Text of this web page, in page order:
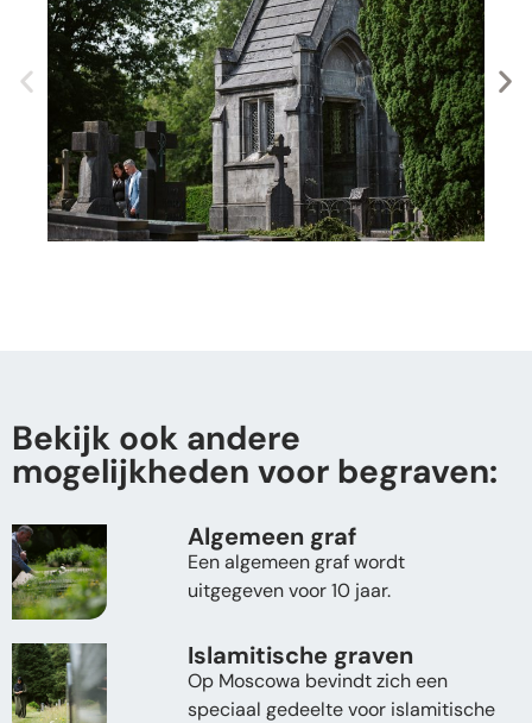
Bekijk ook andere
mogelijkheden voor begraven:
Algemeen graf
Een algemeen graf wordt
uitgegeven voor 10 jaar.
Islamitische graven
Op Moscowa bevindt zich een
speciaal gedeelte voor islamitische